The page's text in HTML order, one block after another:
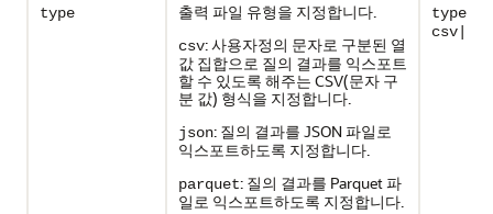
type 출력 파일 유형을 지정합니다.
csv: 사용자정의 문자로 구분된 열
값 집합으로 질의 결과를 익스포트
할 수 있도록 해주는 CSV(문자 구
분 값) 형식을 지정합니다.
json: 질의 결과를 JSON 파일로
익스포트하도록 지정합니다.
parquet: 질의 결과를 Parquet 파
일로 익스포트하도록 지정합니다.
type